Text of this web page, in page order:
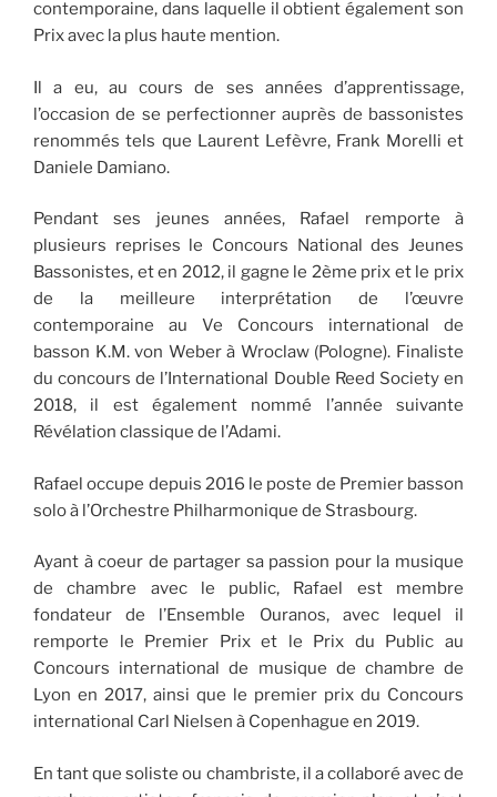
contemporaine, dans laquelle il obtient également son
Prix avec la plus haute mention.
Il a eu, au cours de ses années d’apprentissage,
l’occasion de se perfectionner auprès de bassonistes
renommés tels que Laurent Lefèvre, Frank Morelli et
Daniele Damiano.
Pendant ses jeunes années, Rafael remporte à
plusieurs reprises le Concours National des Jeunes
Bassonistes, et en 2012, il gagne le 2ème prix et le prix
de la meilleure interprétation de l’œuvre
contemporaine au Ve Concours international de
basson K.M. von Weber à Wroclaw (Pologne). Finaliste
du concours de l’International Double Reed Society en
2018, il est également nommé l’année suivante
Révélation classique de l’Adami.
Rafael occupe depuis 2016 le poste de Premier basson
solo à l’Orchestre Philharmonique de Strasbourg.
Ayant à coeur de partager sa passion pour la musique
de chambre avec le public, Rafael est membre
fondateur de l’Ensemble Ouranos, avec lequel il
remporte le Premier Prix et le Prix du Public au
Concours international de musique de chambre de
Lyon en 2017, ainsi que le premier prix du Concours
international Carl Nielsen à Copenhague en 2019.
En tant que soliste ou chambriste, il a collaboré avec de